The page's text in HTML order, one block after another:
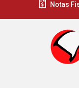
Notas